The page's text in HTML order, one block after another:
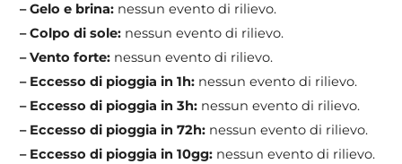
– Gelo e brina: nessun evento di rilievo.
– Colpo di sole: nessun evento di rilievo.
– Vento forte: nessun evento di rilievo.
– Eccesso di pioggia in 1h: nessun evento di rilievo.
– Eccesso di pioggia in 3h: nessun evento di rilievo.
– Eccesso di pioggia in 72h: nessun evento di rilievo.
– Eccesso di pioggia in 10gg: nessun evento di rilievo.